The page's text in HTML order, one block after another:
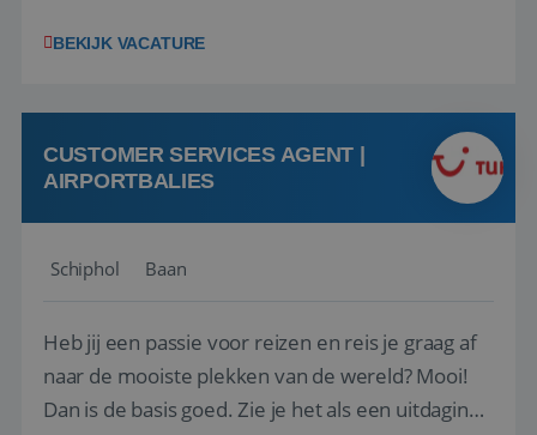
vinden. Samen maken we van elke reis een
hebt in de reisbranche of j...
BEKIJK VACATURE
CUSTOMER SERVICES AGENT |
AIRPORTBALIES
Schiphol Baan
Heb jij een passie voor reizen en reis je graag af
naar de mooiste plekken van de wereld? Mooi!
Dan is de basis goed. Zie je het als een uitdaging